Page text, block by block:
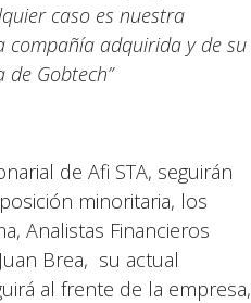
caso es nuestra
compañía adquirida y de su
Gobtech”
de Afi STA, seguirán
minoritaria, los
Analistas Financieros
Brea, su actual
al frente de la empresa,